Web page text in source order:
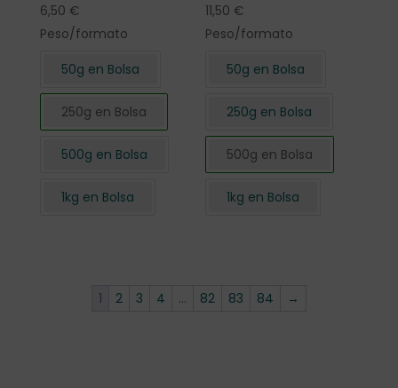
6,50 €
Peso/formato
50g en Bolsa
250g en Bolsa
500g en Bolsa
1kg en Bolsa
11,50 €
Peso/formato
50g en Bolsa
250g en Bolsa
500g en Bolsa
1kg en Bolsa
1 2 3 4 … 82 83 84 →